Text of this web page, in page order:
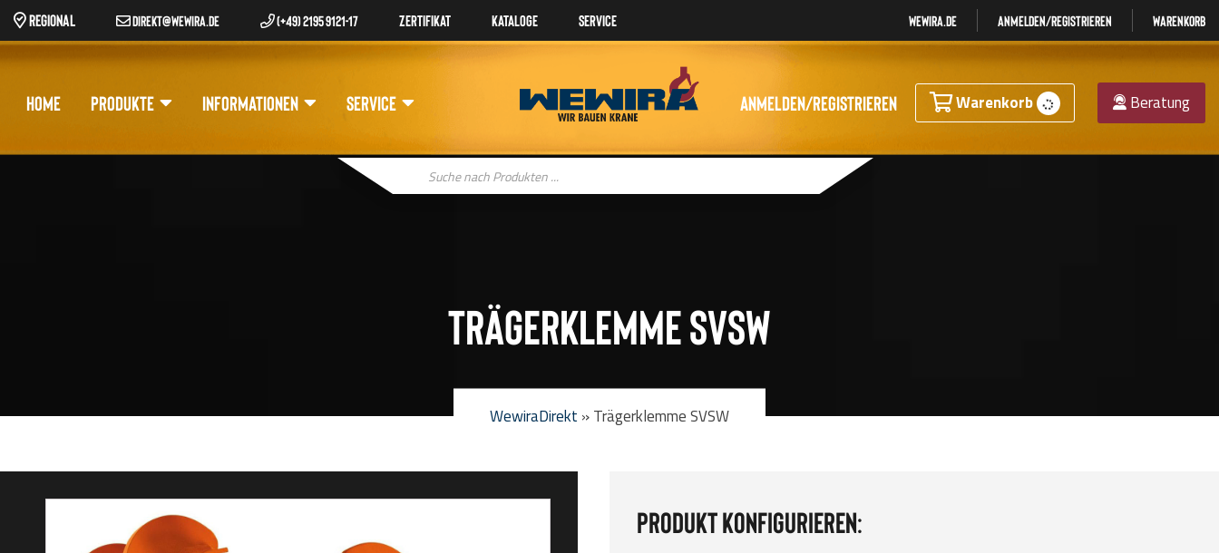
REGIONAL DIREKT@WEWIRA.DE (+49) 2195 9121-17 Zertifikat Kataloge Service Wewira.de Anmelden/registrieren Warenkorb
HOME PRODUKTE INFORMATIONEN SERVICE Anmelden/registrieren Warenkorb Beratung
Products
search
Trägerklemme SVSW
WewiraDirekt »Trägerklemme SVSW
Produkt konfigurieren: